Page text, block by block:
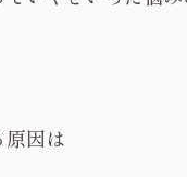
因は